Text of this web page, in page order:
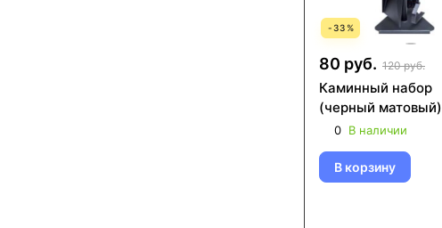
-33%
80 руб. 120 руб.
Каминный набор
(черный матовый)
0 В наличии
В корзину